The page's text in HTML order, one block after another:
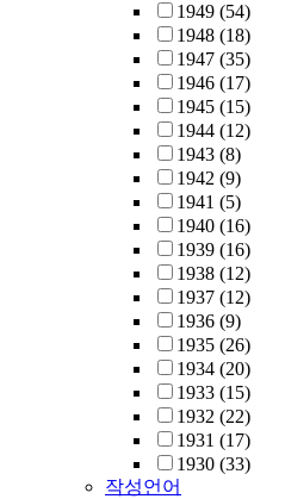
1949 (54)
1948 (18)
1947 (35)
1946 (17)
1945 (15)
1944 (12)
1943 (8)
1942 (9)
1941 (5)
1940 (16)
1939 (16)
1938 (12)
1937 (12)
1936 (9)
1935 (26)
1934 (20)
1933 (15)
1932 (22)
1931 (17)
1930 (33)
작성언어